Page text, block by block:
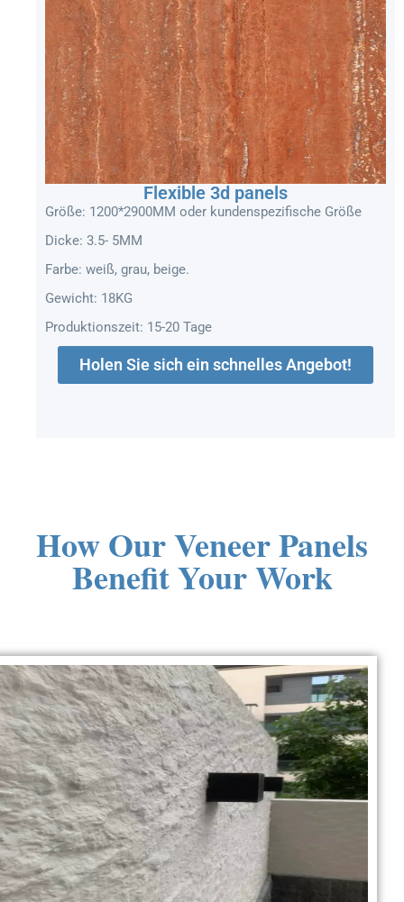
Flexible 3d panels
Größe: 1200*2900MM oder kundenspezifische Größe
Dicke: 3.5- 5MM
Farbe: weiß, grau, beige.
Gewicht: 18KG
Produktionszeit: 15-20 Tage
Holen Sie sich ein schnelles Angebot!
How Our Veneer Panels
Benefit Your Work